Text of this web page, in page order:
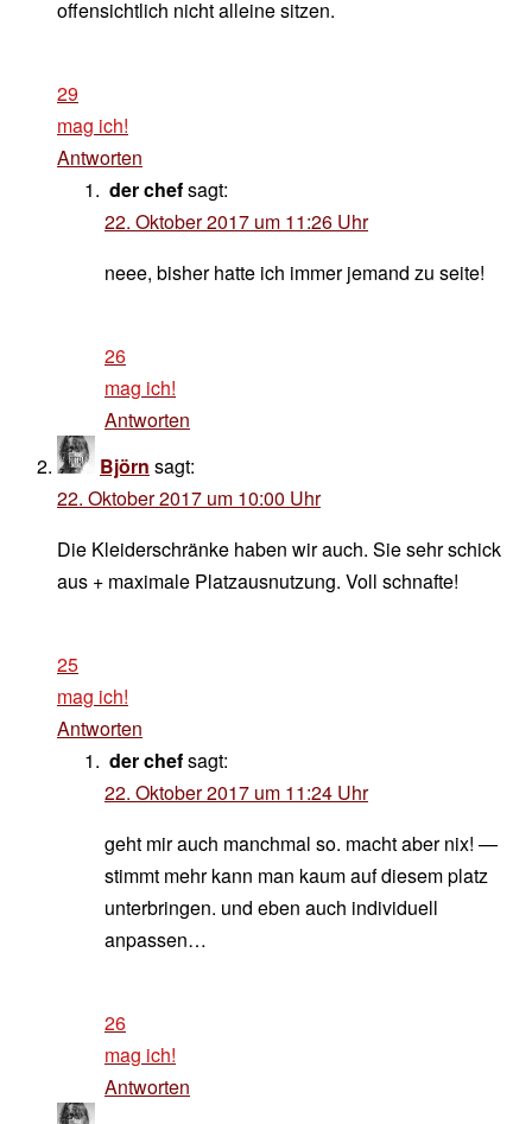
offensichtlich nicht alleine sitzen.
29
mag ich!
Antworten
der chefsagt:
22. Oktober 2017 um 11:26 Uhr
neee, bisher hatte ich immer jemand zu seite!
26
mag ich!
Antworten
Björn sagt:
22. Oktober 2017 um 10:00 Uhr
Die Kleiderschränke haben wir auch. Sie sehr schick
aus + maximale Platzausnutzung. Voll schnafte!
25
mag ich!
Antworten
der chefsagt:
22. Oktober 2017 um 11:24 Uhr
geht mir auch manchmal so. macht aber nix! —
stimmt mehr kann man kaum auf diesem platz
unterbringen. und eben auch individuell
anpassen…
26
mag ich!
Antworten